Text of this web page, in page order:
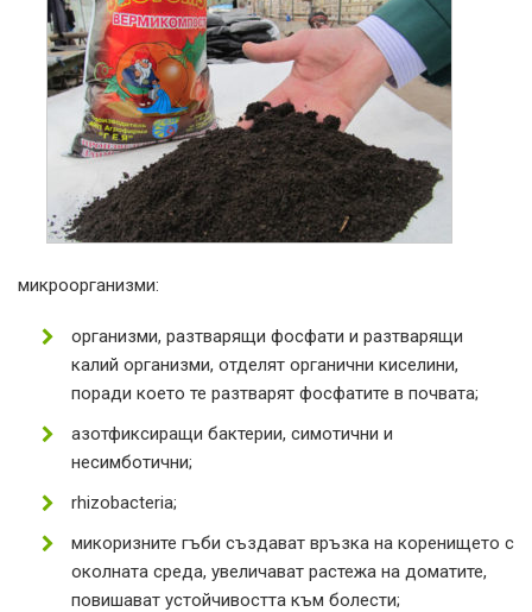
микроорганизми:
организми, разтварящи фосфати и разтварящи
калий организми, отделят органични киселини,
поради което те разтварят фосфатите в почвата;
азотфиксиращи бактерии, симотични и
несимботични;
rhizobacteria;
микоризните гъби създават връзка на коренището с
околната среда, увеличават растежа на доматите,
повишават устойчивостта към болести;